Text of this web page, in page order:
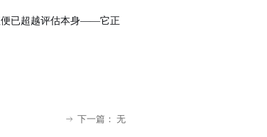
便已超越评估本身——它正
ꁹ 下一篇： 无